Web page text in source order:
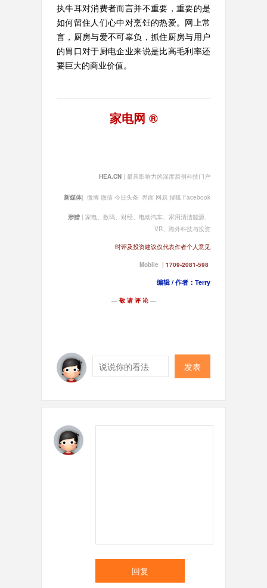
执牛耳对消费者而言并不重要，重要的是
如何留住人们心中对烹饪的热爱。网上常
言，厨房与爱不可辜负，抓住厨房与用户
的胃口对于厨电企业来说是比高毛利率还
要巨大的商业价值。
家电网 ®
HEA.CN | 最具影响力的深度原创科技门户
新媒体| 微博 微信 今日头条 界面 网易 搜狐 Facebook
涉猎 | 家电、数码、财经、电动汽车、家用清洁能源、
VR、海外科技与投资
时评及投资建议仅代表作者个人意见
Mobile |1709-2081-598
编辑 / 作者：Terry
— 敬 请 评 论—
发表
回复